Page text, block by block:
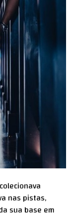
nas pistas,
sua base em